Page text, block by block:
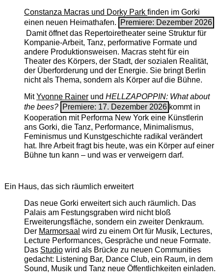
Constanza Macras und Dorky Park finden im Gorki
einen neuen Heimathafen.
Premiere: Dezember 2026
Damit öffnet das Repertoiretheater seine Struktur für
Kompanie-Arbeit, Tanz, performative Formate und
andere Produktionsweisen. Macras steht für ein
Theater des Körpers, der Stadt, der sozialen Realität,
der Überforderung und der Energie. Sie bringt Berlin
nicht als Thema, sondern als Körper auf die Bühne.
MitYvonne Rainerund HELLZAPOPPIN: What about
the bees? Premiere: 17. Dezember 2026 kommt in
Kooperation mit Performa New York eine Künstlerin
ans Gorki, die Tanz, Performance, Minimalismus,
Feminismus und Kunstgeschichte radikal verändert
hat. Ihre Arbeit fragt bis heute, was ein Körper auf einer
Bühne tun kann – und was er verweigern darf.
Ein Haus, das sich räumlich erweitert
Das neue Gorki erweitert sich auch räumlich. Das
Palais am Festungsgraben wird nicht bloß
Erweiterungsfläche, sondern ein zweiter Denkraum.
Der Marmorsaal wird zu einem Ort für Musik, Lectures,
Lecture Performances, Gespräche und neue Formate.
Das Studiowird als Brücke zu neuen Communities
gedacht: Listening Bar, Dance Club, ein Raum, in dem
Sound, Musik und Tanz neue Öffentlichkeiten einladen.